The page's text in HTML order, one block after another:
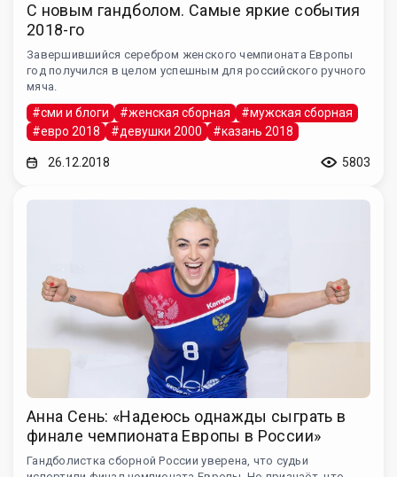
С новым гандболом. Самые яркие события
2018-го
Завершившийся серебром женского чемпионата Европы
год получился в целом успешным для российского ручного
мяча.
#сми и блоги #женская сборная
#мужская сборная
#евро 2018
#девушки 2000 #казань 2018
26.12.2018 5803
Анна Сень: «Надеюсь однажды сыграть в
финале чемпионата Европы в России»
Гандболистка сборной России уверена, что судьи